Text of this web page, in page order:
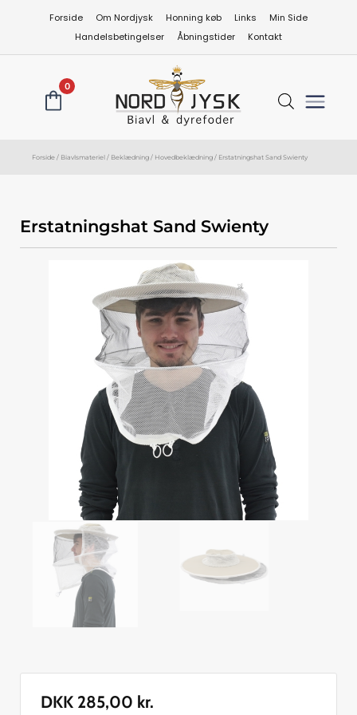
Forside Om Nordjysk Honning køb Links
Min Side
Handelsbetingelser
Åbningstider Kontakt
0
Forside / Biavlsmateriel / Beklædning / Hovedbeklædning / Erstatningshat Sand Swienty
Erstatningshat Sand Swienty
DKK 285,00 kr.